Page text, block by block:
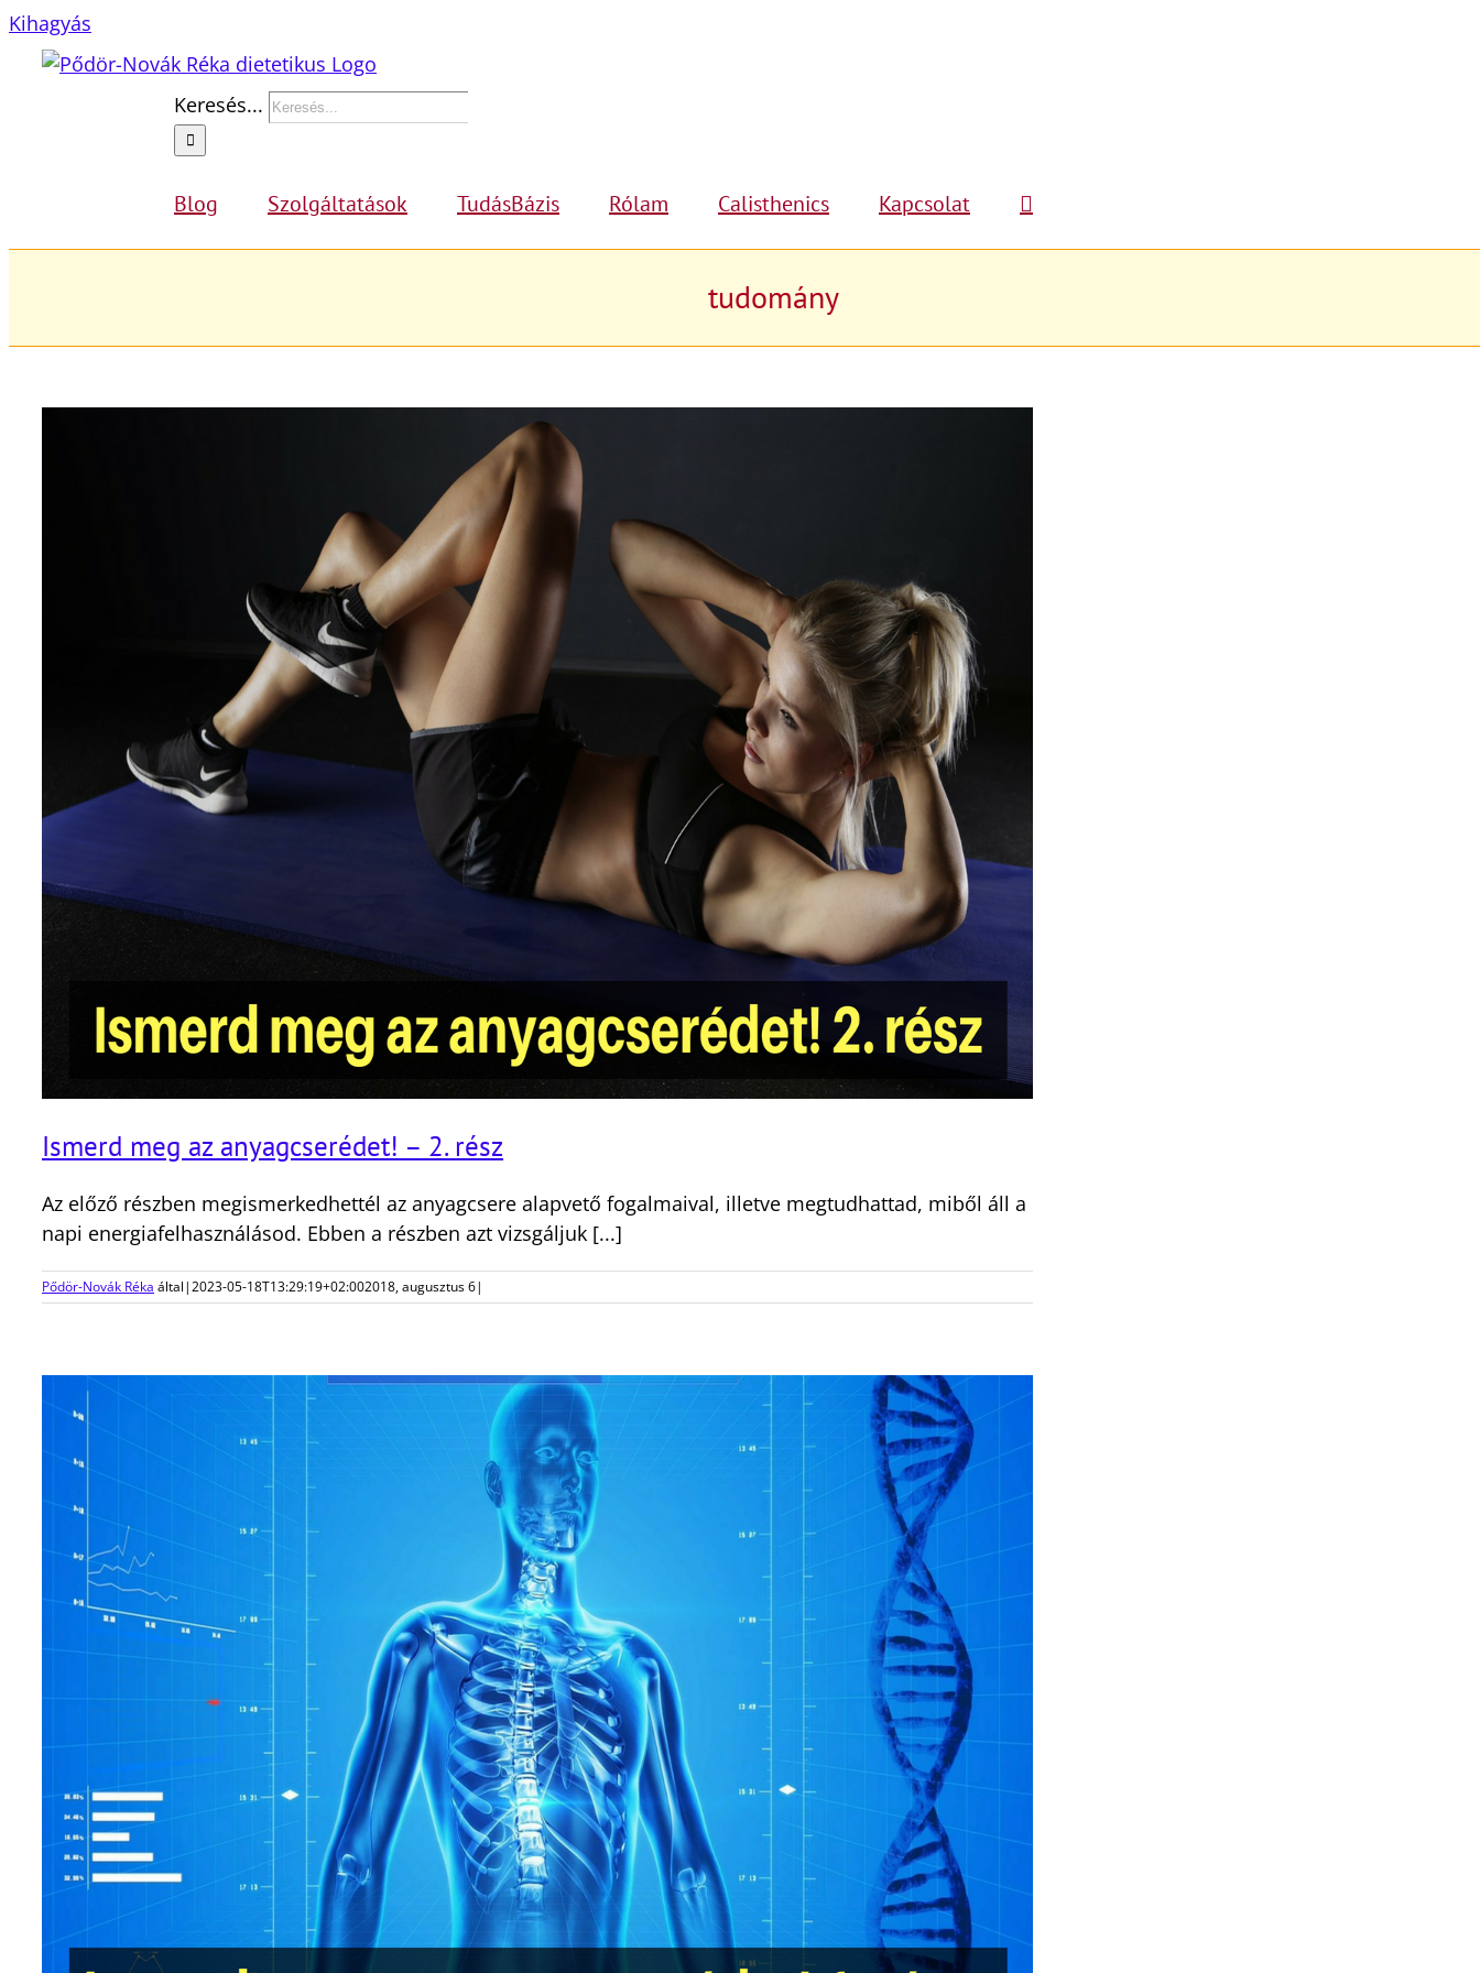
Kihagyás
Keresés...
Blog Szolgáltatások TudásBázis Rólam Calisthenics Kapcsolat
tudomány
Ismerd meg az anyagcserédet! – 2. rész
Az előző részben megismerkedhettél az anyagcsere alapvető fogalmaival, illetve megtudhattad, miből áll a
napi energiafelhasználásod. Ebben a részben azt vizsgáljuk [...]
Pődör-Novák Réka által|2023-05-18T13:29:19+02:002018, augusztus 6|